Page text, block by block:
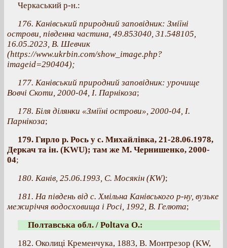
Черкаський р-н.:
176. Канівський природний заповідник: Зміїні
острови, південна частина, 49.853040, 31.548105,
16.05.2023, В. Шевчик
(https://www.ukrbin.com/show_image.php?
imageid=290404);
177. Канівський природний заповідник: урочище
Вовчі Скоти, 2000-04, І. Парнікоза;
178. Біля ділянки «Зміїні острови», 2000-04, І.
Парнікоза;
179. Гирло р. Рось у с. Михайлівка, 21-28.06.1978,
Деркач та ін. (KWU); там же М. Чернишенко, 2000-
04;
180. Канів, 25.06.1993, С. Мосякін (КW);
181. На південь від с. Хмільна Канівського р-ну, вузьке
межиріччя водосховища і Росі, 1992, В. Гелюта;
Полтавська обл. / Poltava O.:
182. Околиці Кременчука, 1883, В. Монтрезор (KW,